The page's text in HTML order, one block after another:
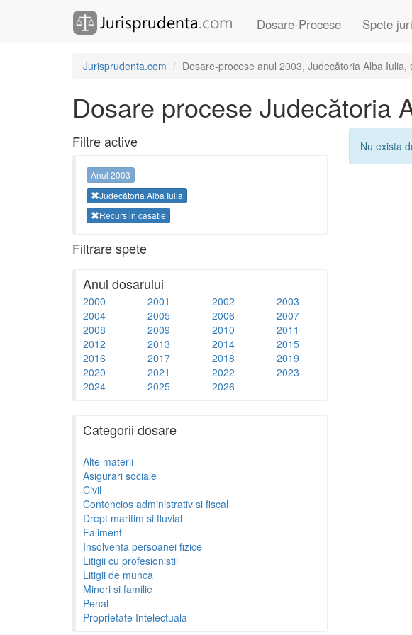
Dosare-Procese Spete
Jurisprudenta.com Dosare-procese anul 2003, Judecătoria Alba
Dosare procese Judecătoria
Filtre active
Anul 2003
Judecătoria Alba Iulia
Recurs in casatie
Filtrare spete
Anul dosarului
2000 2001 2002
2003
2004
2005 2006
2007
2008
2009 2010
2011
2012
2013 2014
2015
2016
2017 2018
2019
2020
2021 2022
2023
2024
2025 2026
Categorii dosare
-
Alte materii
Asigurari sociale
Civil
Contencios administrativ si fiscal
Drept maritim si fluvial
Faliment
Insolventa persoanei fizice
Litigii cu profesionistii
Litigii de munca
Minori si familie
Penal
Proprietate Intelectuala
Nu exista